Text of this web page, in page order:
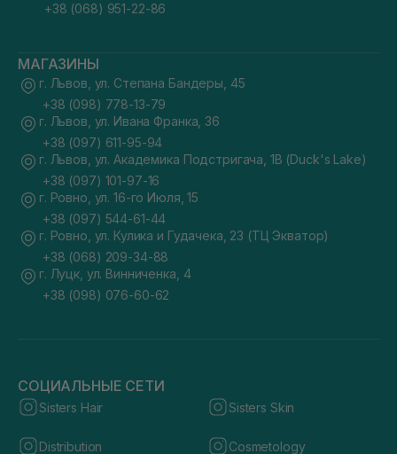
+38 (068) 951-22-86
МАГАЗИНЫ
г. Львов, ул. Степана Бандеры, 45
+38 (098) 778-13-79
г. Львов, ул. Ивана Франка, 36
+38 (097) 611-95-94
г. Львов, ул. Академика Подстригача, 1В (Duck's Lake)
+38 (097) 101-97-16
г. Ровно, ул. 16-го Июля, 15
+38 (097) 544-61-44
г. Ровно, ул. Кулика и Гудачека, 23 (ТЦ Экватор)
+38 (068) 209-34-88
г. Луцк, ул. Винниченка, 4
+38 (098) 076-60-62
СОЦИАЛЬНЫЕ СЕТИ
Sisters Hair Sisters Skin
Distribution Cosmetology